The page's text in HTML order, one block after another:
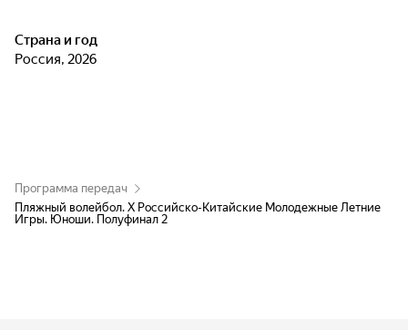
Страна и год
Россия, 2026
Программа передач
Пляжный волейбол. Х Российско-Китайские Молодежные Летние
Игры. Юноши. Полуфинал 2